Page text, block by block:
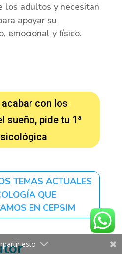
los adultos y necesitan
apoyar su
emocional y físico.
con los
sueño, pide tu 1ª
TEMAS ACTUALES
QUE
EN CEPSIM
esto